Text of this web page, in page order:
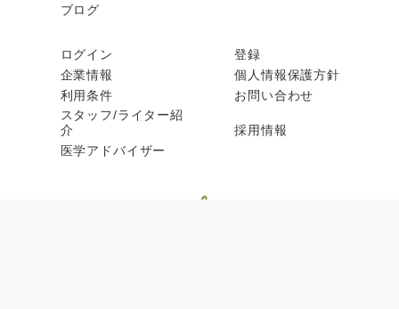
ブログ
ログイン
登録
企業情報
個人情報保護方針
利用条件
お問い合わせ
スタッフ/ライター紹
介
採用情報
医学アドバイザー